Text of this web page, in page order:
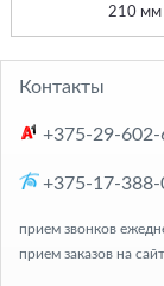
210 мм
Контакты
+375-29-
+375-17-
прием звонков
прием заказов на